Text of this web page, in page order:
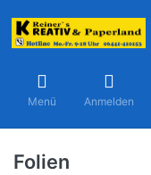
Menü Anmelden
Folien